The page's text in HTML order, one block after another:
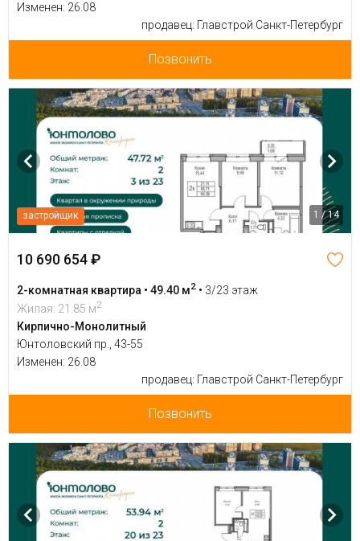
Изменен: 26.08
продавец: Главстрой Санкт-Петербург
Позвонить
застройщик 1 / 14
10 690 654 ₽
2-комнатная квартира • 49.40 м2 • 3/23 этаж
Жилая: 21.85 м2
Кирпично-Монолитный
Юнтоловский пр., 43-55
Изменен: 26.08
продавец: Главстрой Санкт-Петербург
Позвонить